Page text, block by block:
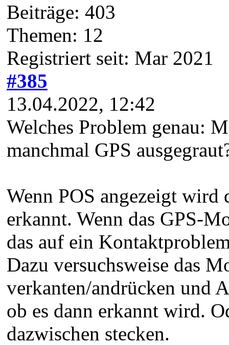
Beiträge: 403
Themen: 12
Registriert seit: Mar 2021
#385
13.04.2022, 12:42
Welches Problem genau:
manchmal GPS
Wenn POS angezeigt
erkannt. Wenn das GPS-
das auf ein
Dazu versuchsweise das
verkanten/andrücken und
ob es dann erkannt wird.
dazwischen stecken.